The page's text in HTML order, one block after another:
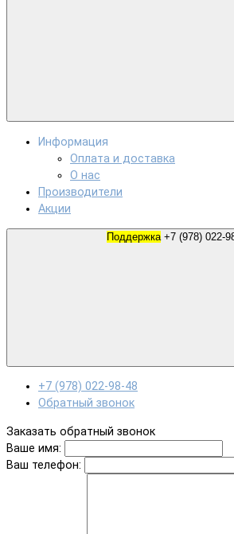
Информация
Оплата и доставка
О нас
Производители
Акции
Поддержка
+7 (978) 022-98-48
Обратный звонок
Заказать обратный звонок
Ваше имя:
Ваш телефон: